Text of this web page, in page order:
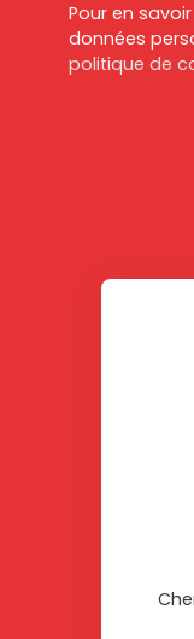
Pour en
données
politique de